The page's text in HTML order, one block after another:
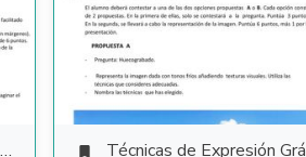
 Técnicas de Expresión Gráfico Plástica